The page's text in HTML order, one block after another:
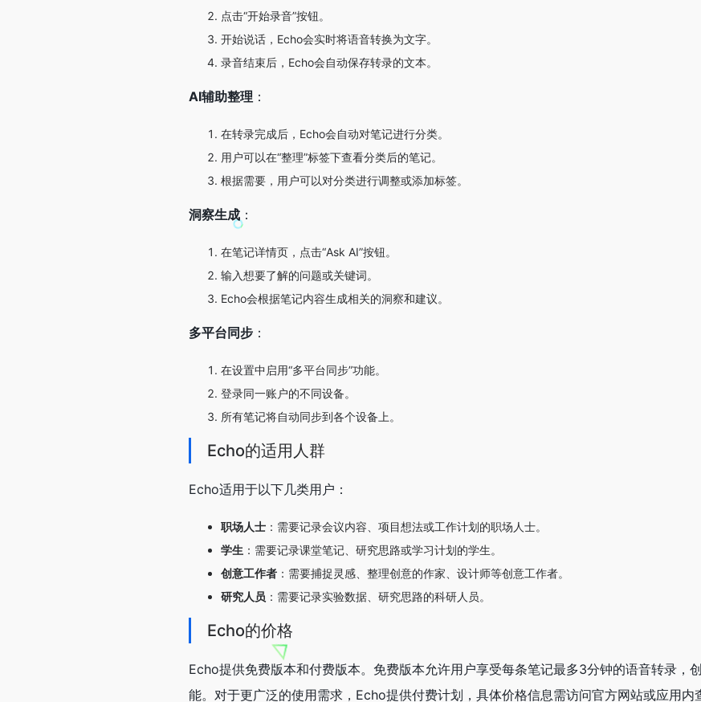
点击“开始录音”按钮。
开始说话，Echo会实时将语音转换为文字。
录音结束后，Echo会自动保存转录的文本。
AI辅助整理 ：
在转录完成后，Echo会自动对笔记进行分类。
用户可以在“整理”标签下查看分类后的笔记。
根据需要，用户可以对分类进行调整或添加标签。
洞察生成 ：
在笔记详情页，点击“Ask AI”按钮。
输入想要了解的问题或关键词。
Echo会根据笔记内容生成相关的洞察和建议。
多平台同步 ：
在设置中启用“多平台同步”功能。
登录同一账户的不同设备。
所有笔记将自动同步到各个设备上。
Echo的适用人群
Echo适用于以下几类用户：
职场人士 ：需要记录会议内容、项目想法或工作计划的职场人士。
学生 ：需要记录课堂笔记、研究思路或学习计划的学生。
创意工作者 ：需要捕捉灵感、整理创意的作家、设计师等创意工作者。
研究人员 ：需要记录实验数据、研究思路的科研人员。
Echo的价格
Echo提供免费版本和付费版本。免费版本允许用户享受每条笔记最多3分钟的语音转录，
能。对于更广泛的使用需求，Echo提供付费计划，具体价格信息需访问官方网站或应用内